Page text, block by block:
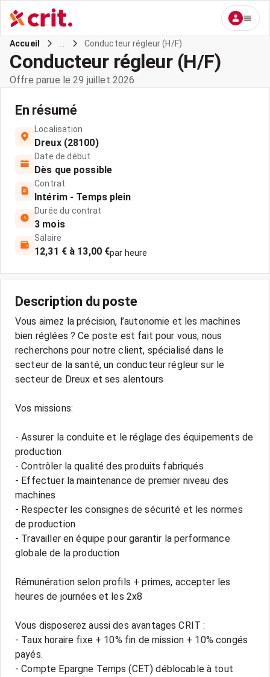
Accueil Conducteur régleur (H/F)
Conducteur régleur (H/F)
Offre parue le 29 juillet 2026
En résumé
Localisation
Dreux (28100)
Date de début
Dès que possible
Contrat
Intérim - Temps plein
Durée du contrat
3 mois
Salaire
12,31 € à 13,00 €par heure
Description du poste
Vous aimez la précision, l’autonomie et les machines
bien réglées ? Ce poste est fait pour vous, nous
recherchons pour notre client, spécialisé dans le
secteur de la santé, un conducteur régleur sur le
secteur de Dreux et ses alentours
Vos missions:
- Assurer la conduite et le réglage des équipements de
production
- Contrôler la qualité des produits fabriqués
- Effectuer la maintenance de premier niveau des
machines
- Respecter les consignes de sécurité et les normes
de production
- Travailler en équipe pour garantir la performance
globale de la production
Rémunération selon profils + primes, accepter les
heures de journées et les 2x8
Vous disposerez aussi des avantages CRIT :
- Taux horaire fixe + 10% fin de mission + 10% congés
payés.
- Compte Epargne Temps (CET) déblocable à tout